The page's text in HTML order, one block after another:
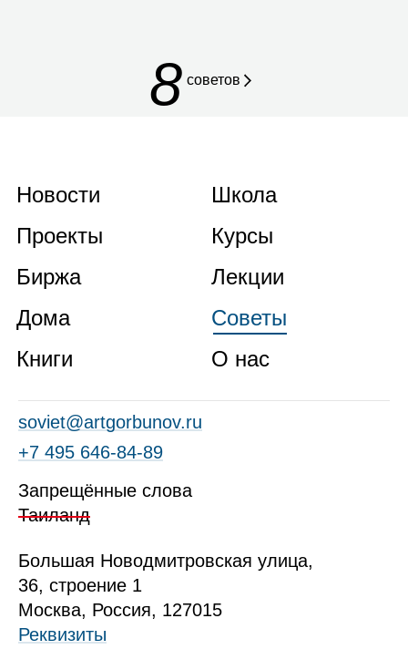
8 советов
Новости
Проекты
Биржа
Дома
Книги
Школа
Курсы
Лекции
Советы
О нас
soviet@artgorbunov.ru
+7 495 646‑84‑89
Запрещённые слова
Таиланд
Большая Новодмитровская улица,
36, строение 1
Москва, Россия, 127015
Реквизиты